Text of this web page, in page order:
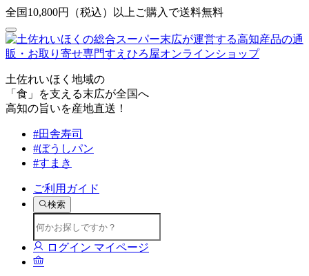
全国10,800円（税込）以上ご購入で送料無料
土佐れいほく地域の
「食」を支える末広が全国へ
高知の旨いを産地直送！
#田舎寿司
#ぼうしパン
#すまき
ご利用ガイド
検索
ログイン マイページ